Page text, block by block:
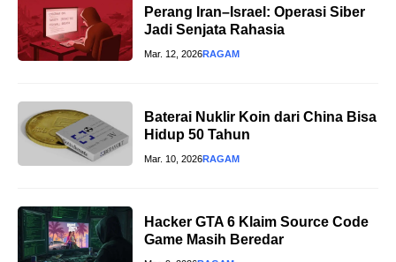
Perang Iran–Israel: Operasi Siber
Jadi Senjata Rahasia
Mar. 12, 2026RAGAM
Baterai Nuklir Koin dari China Bisa
Hidup 50 Tahun
Mar. 10, 2026RAGAM
Hacker GTA 6 Klaim Source Code
Game Masih Beredar